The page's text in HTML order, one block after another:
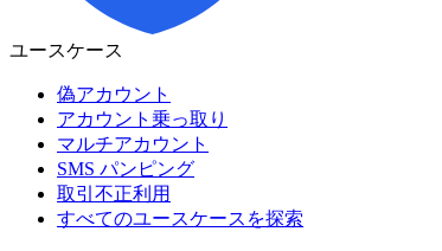
ユースケース
偽アカウント
アカウント乗っ取り
マルチアカウント
SMS パンピング
取引不正利用
すべてのユースケースを探索